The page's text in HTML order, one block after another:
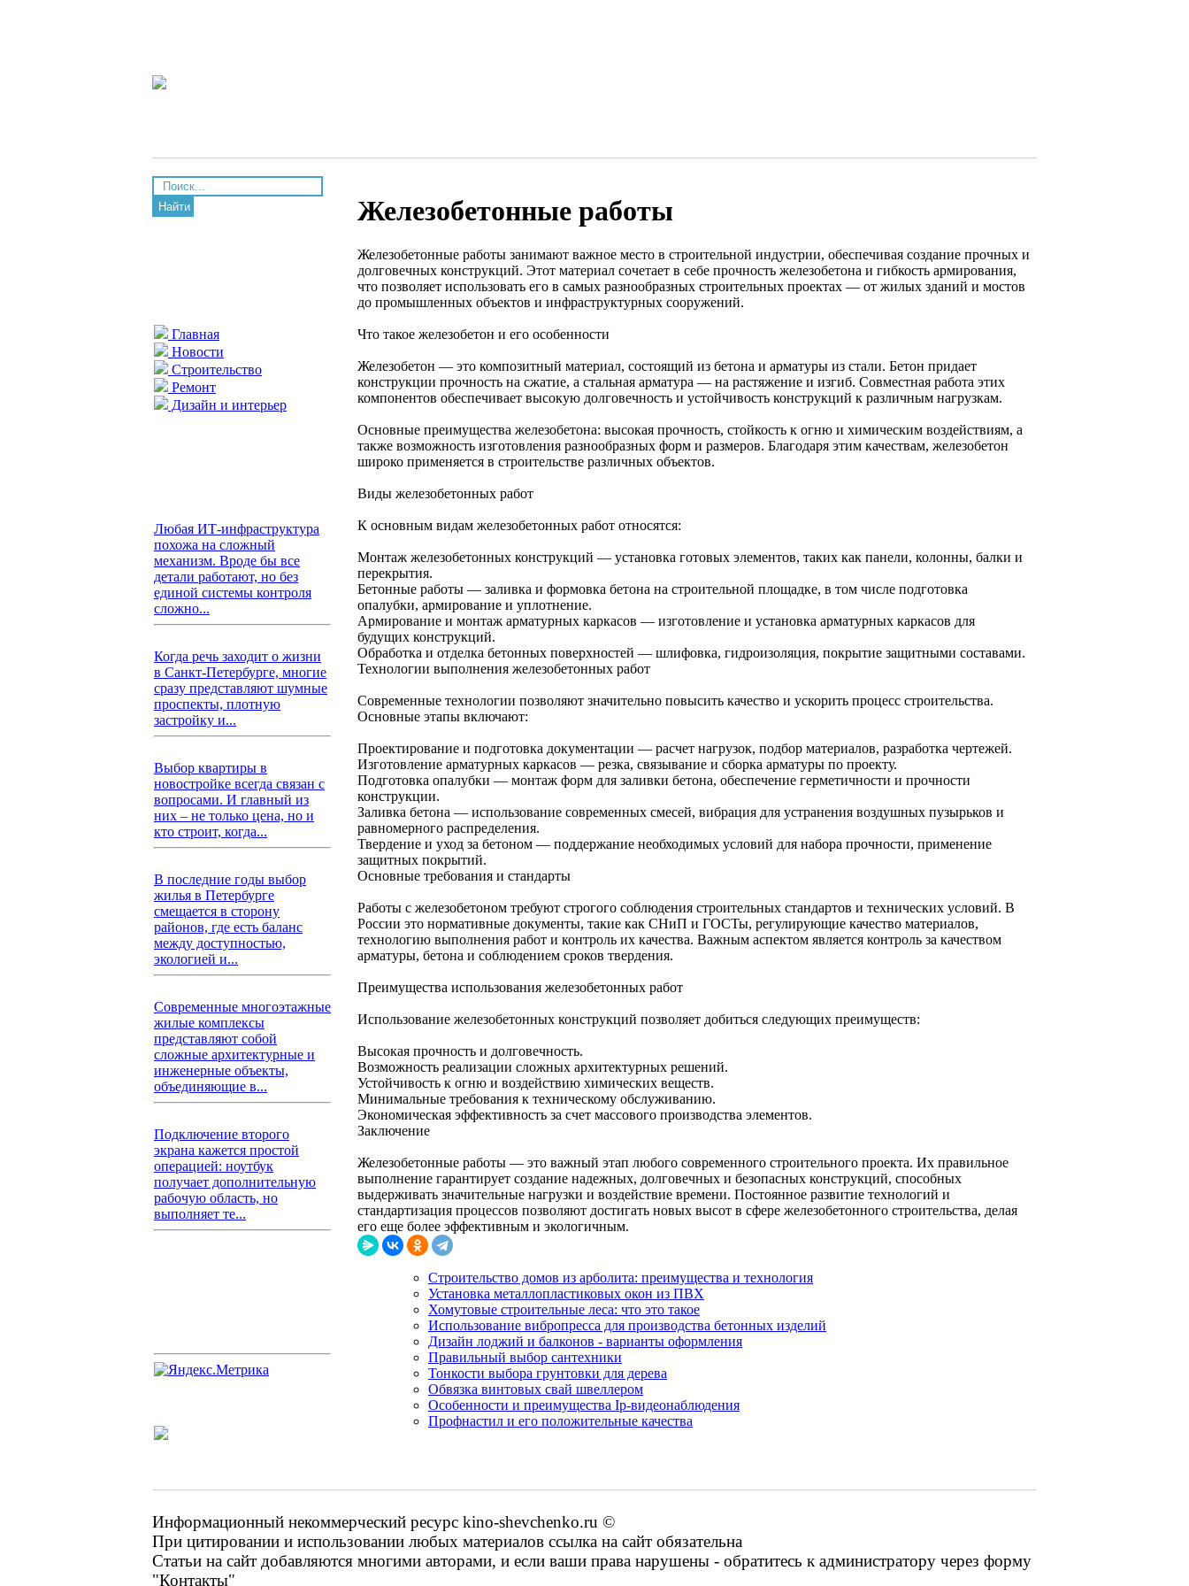
Найти
Главная
Новости
Строительство
Ремонт
Дизайн и интерьер
Любая ИТ-инфраструктура
похожа на сложный
механизм. Вроде бы все
детали работают, но без
единой системы контроля
сложно...
Когда речь заходит о жизни
в Санкт-Петербурге, многие
сразу представляют шумные
проспекты, плотную
застройку и...
Выбор квартиры в
новостройке всегда связан с
вопросами. И главный из
них – не только цена, но и
кто строит, когда...
В последние годы выбор
жилья в Петербурге
смещается в сторону
районов, где есть баланс
между доступностью,
экологией и...
Современные многоэтажные
жилые комплексы
представляют собой
сложные архитектурные и
инженерные объекты,
объединяющие в...
Подключение второго
экрана кажется простой
операцией: ноутбук
получает дополнительную
рабочую область, но
выполняет те...
Железобетонные работы
Железобетонные работы занимают важное место в строительной индустрии, обеспечивая создание прочных и
долговечных конструкций. Этот материал сочетает в себе прочность железобетона и гибкость армирования,
что позволяет использовать его в самых разнообразных строительных проектах — от жилых зданий и мостов
до промышленных объектов и инфраструктурных сооружений.
Что такое железобетон и его особенности
Железобетон — это композитный материал, состоящий из бетона и арматуры из стали. Бетон придает
конструкции прочность на сжатие, а стальная арматура — на растяжение и изгиб. Совместная работа этих
компонентов обеспечивает высокую долговечность и устойчивость конструкций к различным нагрузкам.
Основные преимущества железобетона: высокая прочность, стойкость к огню и химическим воздействиям, а
также возможность изготовления разнообразных форм и размеров. Благодаря этим качествам, железобетон
широко применяется в строительстве различных объектов.
Виды железобетонных работ
К основным видам железобетонных работ относятся:
Монтаж железобетонных конструкций — установка готовых элементов, таких как панели, колонны, балки и
перекрытия.
Бетонные работы — заливка и формовка бетона на строительной площадке, в том числе подготовка
опалубки, армирование и уплотнение.
Армирование и монтаж арматурных каркасов — изготовление и установка арматурных каркасов для
будущих конструкций.
Обработка и отделка бетонных поверхностей — шлифовка, гидроизоляция, покрытие защитными составами.
Технологии выполнения железобетонных работ
Современные технологии позволяют значительно повысить качество и ускорить процесс строительства.
Основные этапы включают:
Проектирование и подготовка документации — расчет нагрузок, подбор материалов, разработка чертежей.
Изготовление арматурных каркасов — резка, связывание и сборка арматуры по проекту.
Подготовка опалубки — монтаж форм для заливки бетона, обеспечение герметичности и прочности
конструкции.
Заливка бетона — использование современных смесей, вибрация для устранения воздушных пузырьков и
равномерного распределения.
Твердение и уход за бетоном — поддержание необходимых условий для набора прочности, применение
защитных покрытий.
Основные требования и стандарты
Работы с железобетоном требуют строгого соблюдения строительных стандартов и технических условий. В
России это нормативные документы, такие как СНиП и ГОСТы, регулирующие качество материалов,
технологию выполнения работ и контроль их качества. Важным аспектом является контроль за качеством
арматуры, бетона и соблюдением сроков твердения.
Преимущества использования железобетонных работ
Использование железобетонных конструкций позволяет добиться следующих преимуществ:
Высокая прочность и долговечность.
Возможность реализации сложных архитектурных решений.
Устойчивость к огню и воздействию химических веществ.
Минимальные требования к техническому обслуживанию.
Экономическая эффективность за счет массового производства элементов.
Заключение
Железобетонные работы — это важный этап любого современного строительного проекта. Их правильное
выполнение гарантирует создание надежных, долговечных и безопасных конструкций, способных
выдерживать значительные нагрузки и воздействие времени. Постоянное развитие технологий и
стандартизация процессов позволяют достигать новых высот в сфере железобетонного строительства, делая
его еще более эффективным и экологичным.
Строительство домов из арболита: преимущества и технология
Установка металлопластиковых окон из ПВХ
Хомутовые строительные леса: что это такое
Использование вибропресса для производства бетонных изделий
Дизайн лоджий и балконов - варианты оформления
Правильный выбор сантехники
Тонкости выбора грунтовки для дерева
Обвязка винтовых свай швеллером
Особенности и преимущества Ip-видеонаблюдения
Профнастил и его положительные качества
Информационный некоммерческий ресурс kino-shevchenko.ru ©
При цитировании и использовании любых материалов ссылка на сайт обязательна
Статьи на сайт добавляются многими авторами, и если ваши права нарушены - обратитесь к администратору через форму
"Контакты"